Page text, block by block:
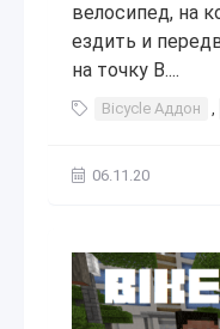
велосипед, на
ездить и
на точку В....
Bicycle Аддон ,
06.11.20